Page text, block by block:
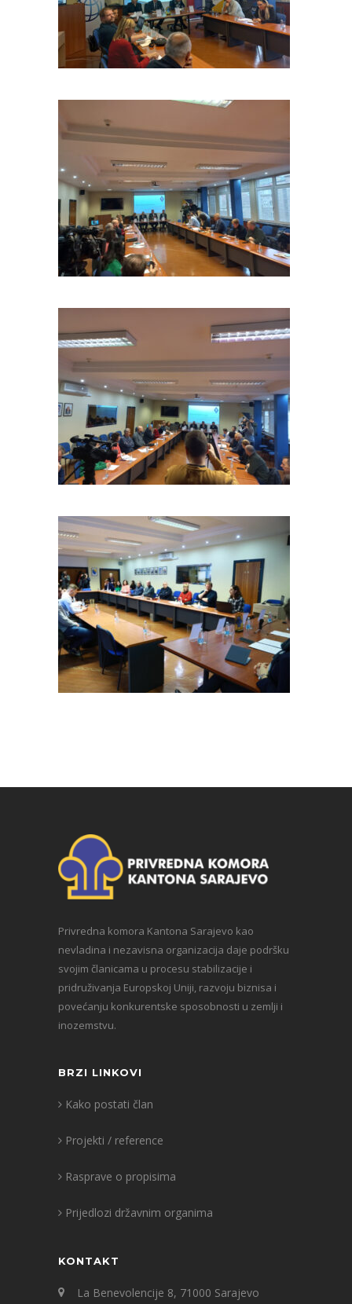
Privredna komora Kantona Sarajevo kao
nevladina i nezavisna organizacija daje podršku
svojim članicama u procesu stabilizacije i
pridruživanja Europskoj Uniji, razvoju biznisa i
povećanju konkurentske sposobnosti u zemlji i
inozemstvu.
BRZI LINKOVI
Kako postati član
Projekti / reference
Rasprave o propisima
Prijedlozi državnim organima
KONTAKT
La Benevolencije 8, 71000 Sarajevo